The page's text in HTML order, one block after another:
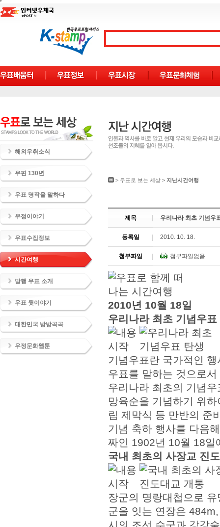
해외우취소식
우편 130년
우표 명작을 말하다
우정이야기
우표수집정보
시간여행
발행 우표 소개
우표 뒷이야기
대한민국 방방곡곡
우정문화웹툰
> 우표로 보는 세상 > 지난시간여행
제목 우리나라 최초 기념우
등록일 2010. 10. 18.
첨부파일 첨부파일없음
2010년 10월 18일
우리나라 최초 기념우표
기념우표란 국가적인
우표를 말하는 것으로
우리나라 최초의 기념
망육순을 기념하기 위
립 제막식 등 만반의 준
기념 축하 행사를 다음
짜인 1902년 10월 18일
국내 최초의 사장교 진
장군의 명랑대첩으로
군을 잇는 연장은